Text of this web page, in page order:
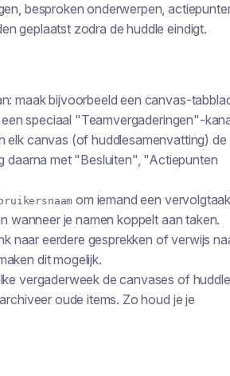
besproken onderwerpen,
geplaatst zodra de huddle eindigt.
maak bijvoorbeeld een canvas-
speciaal "Teamvergaderingen"-
elk canvas (of huddlesamenvatting) de
daarna met "Besluiten", "Actiepunten
om iemand een
wanneer je namen koppelt aan taken.
naar eerdere gesprekken of verwijs
dit mogelijk.
vergaderweek de canvases of
oude items. Zo houd je je